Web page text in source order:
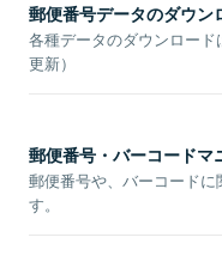
郵便番号データのダウン
各種データのダウンロー
更新）
郵便番号・バーコードマ
郵便番号や、バーコード
す。